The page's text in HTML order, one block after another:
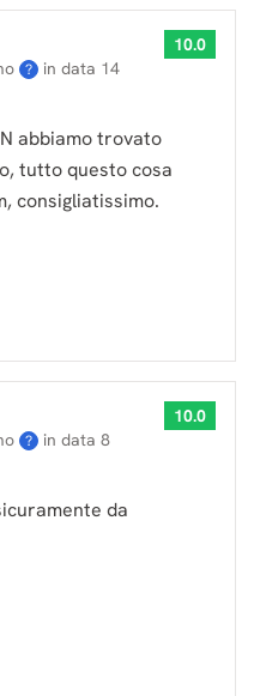
? in data 14
10.0
abbiamo trovato
tutto questo cosa
consigliatissimo.
? in data 8
10.0
da